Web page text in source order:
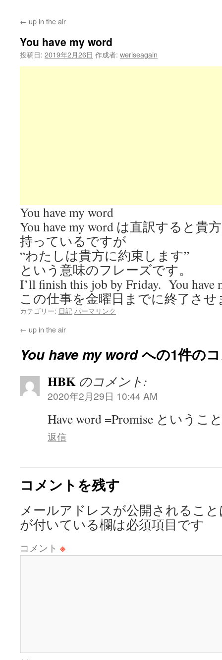
← up in the air
You have my word
投稿日: 2019年2月26日 作成者: weriseagain
You have my word
You have my word は直訳すると貴
持っているですが
“わたしは貴方に約束します”
という意味のフレーズです。
I’ll finish this job by Friday. You have
この仕事を金曜日までに終了さ
カテゴリー: 日記 パーマリンク
← up in the air
You have my wordへの1件の
HBK のコメント:
2020年2月29日 10:44 AM
Have word =Promise というこ
返信
コメントを残す
メールアドレスが公開されるこ
が付いている欄は必須項目です
コメント ※